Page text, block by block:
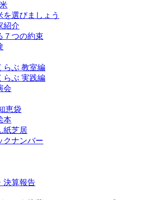
を選びましょう
紹介
７つの約束
らぶ 教室編
らぶ 実践編
会
恵袋
本
紙芝居
クナンバー
決算報告